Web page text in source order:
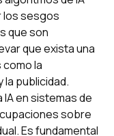
los sesgos
que son
que exista una
la
publicidad.
IA en sistemas de
sobre
Es fundamental